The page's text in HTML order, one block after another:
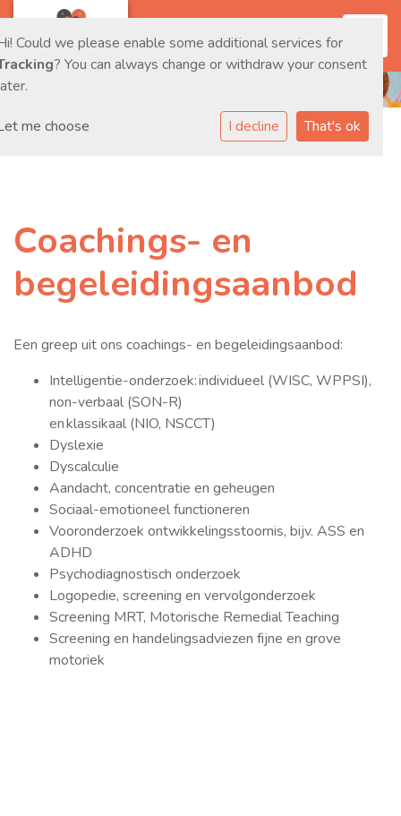
Coachings- en
begeleidingsaanbod
Een greep uit ons coachings- en begeleidingsaanbod:
Intelligentie-onderzoek: individueel (WISC, WPPSI),
non-verbaal (SON-R)
en klassikaal (NIO, NSCCT)
Dyslexie
Dyscalculie
Aandacht, concentratie en geheugen
Sociaal-emotioneel functioneren
Vooronderzoek ontwikkelingsstoornis, bijv. ASS en
ADHD
Psychodiagnostisch onderzoek
Logopedie, screening en vervolgonderzoek
Screening MRT, Motorische Remedial Teaching
Screening en handelingsadviezen fijne en grove
motoriek
Could we please enable some additional services for
? You can always change or withdraw your consent
me choose I decline That's ok